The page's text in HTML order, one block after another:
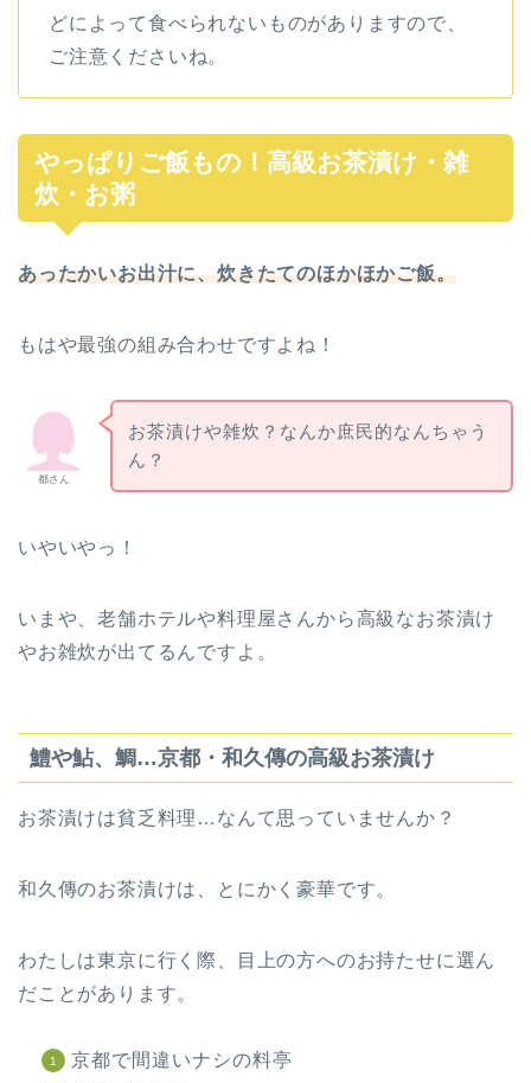
どによって食べられないものがありますので、
ご注意くださいね。
やっぱりご飯もの！高級お茶漬け・雑
炊・お粥
あったかいお出汁に、炊きたてのほかほかご飯。
もはや最強の組み合わせですよね！
都さん
お茶漬けや雑炊？なんか庶民的なんちゃう
ん？
いやいやっ！
いまや、老舗ホテルや料理屋さんから高級なお茶漬け
やお雑炊が出てるんですよ。
鱧や鮎、鯛…京都・和久傳の高級お茶漬け
お茶漬けは貧乏料理…なんて思っていませんか？
和久傳のお茶漬けは、とにかく豪華です。
わたしは東京に行く際、目上の方へのお持たせに選ん
だことがあります。
京都で間違いナシの料亭